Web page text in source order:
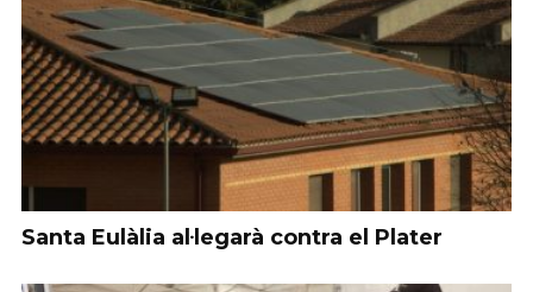
Santa Eulàlia al·legarà contra el Plater